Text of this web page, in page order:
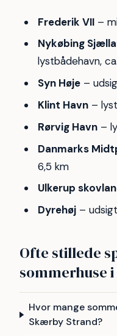
Frederik VII–
Nykøbing
lystbådehavn,
Syn Høje–
Klint Havn–
Rørvig Havn–
Danmarks
6,5 km
Ulkerup
Dyrehøj–
Ofte stillede
sommerhuse
Hvor mange
Skærby Strand?